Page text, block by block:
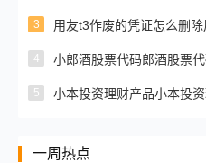
3 用友t3作废的凭证怎么删
4 小郎酒股票代码郎酒股票
5 小本投资理财产品小本投
一周热点